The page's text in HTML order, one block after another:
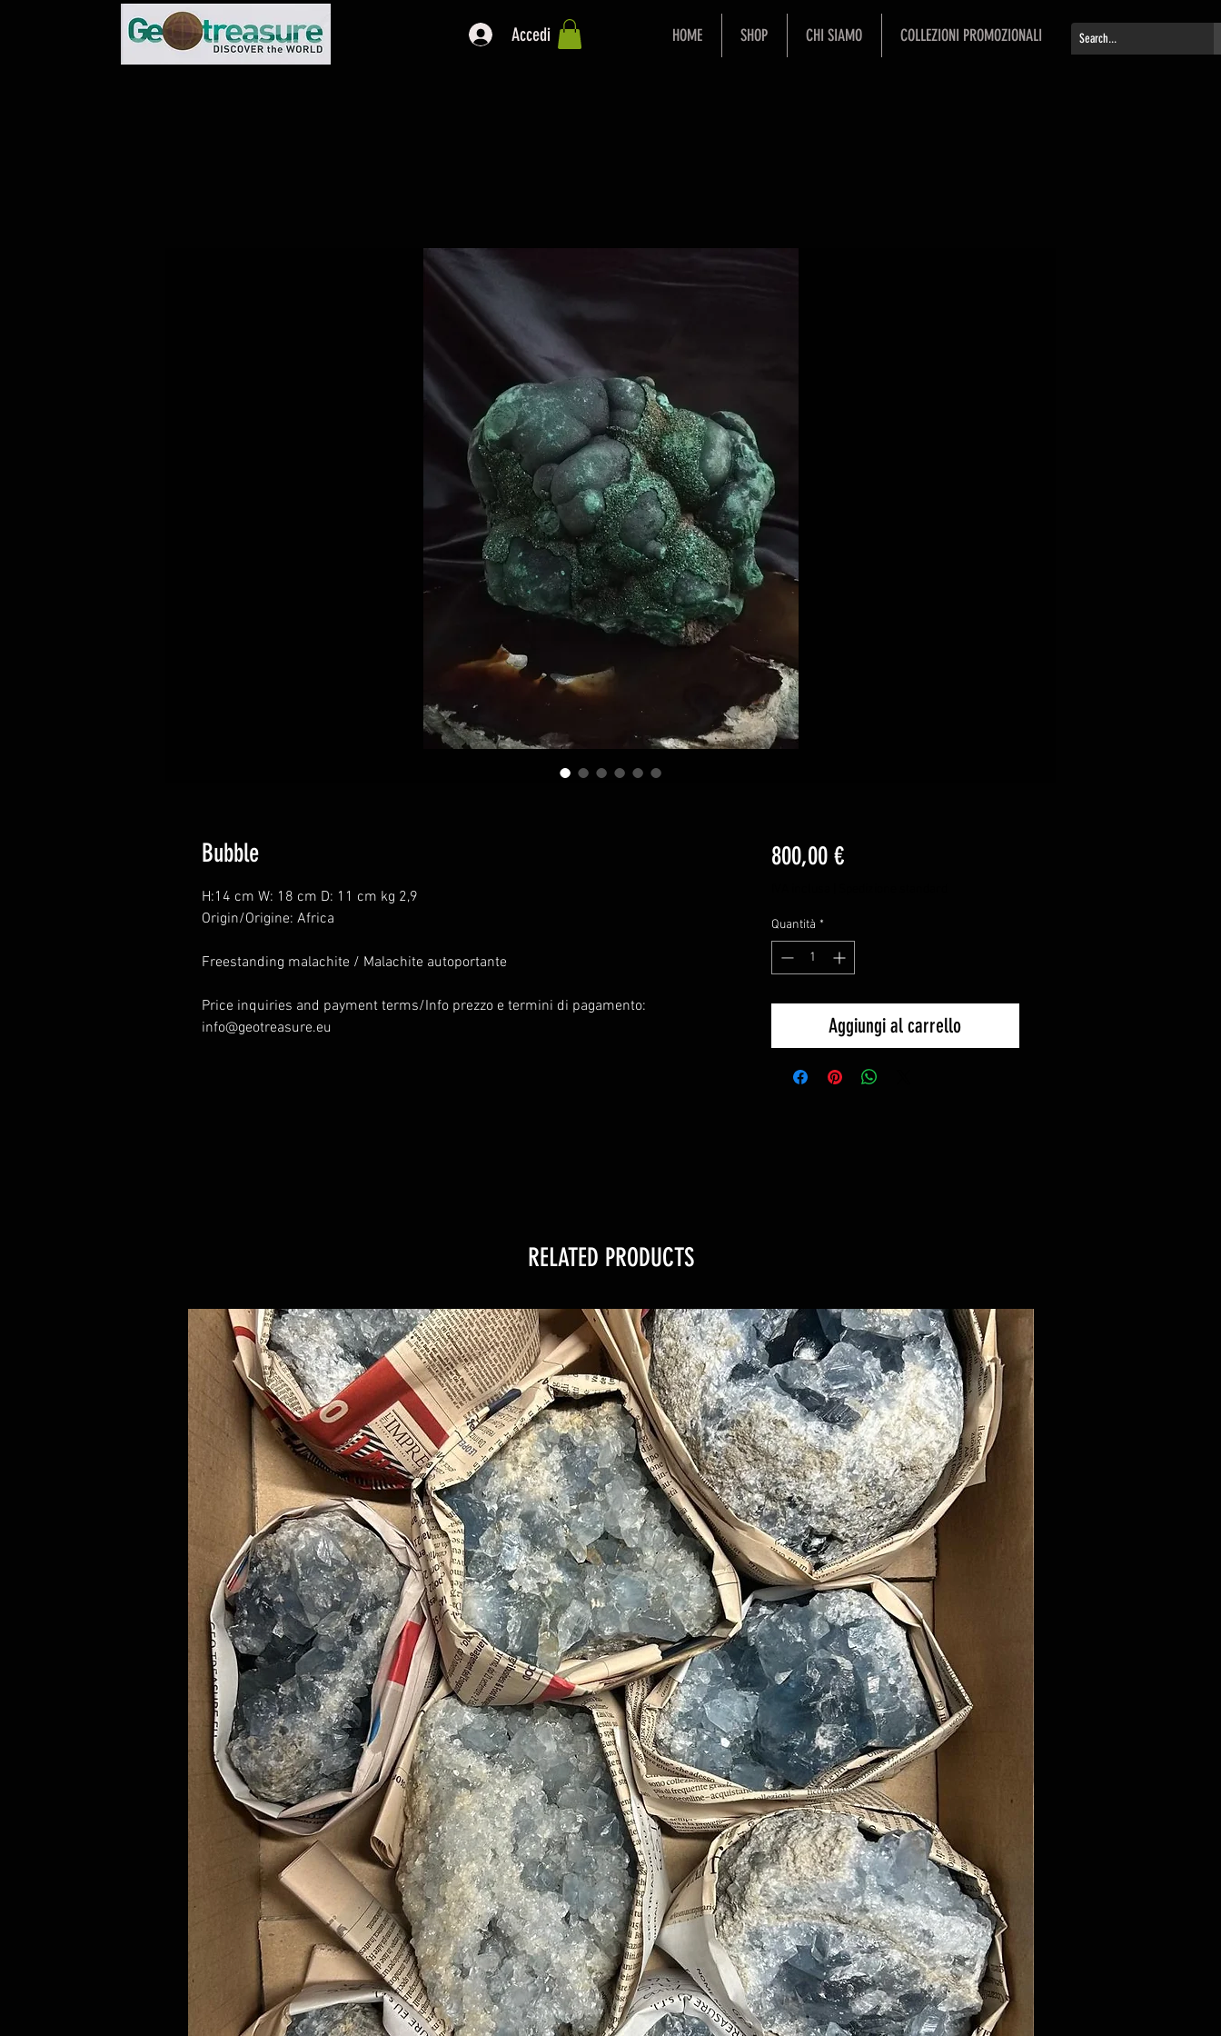
HOME SHOP CHI SIAMO COLLEZIONI PROMOZIONALI
Accedi
Bubble
H:14 cm W: 18 cm D: 11 cm kg 2,9
Origin/Origine: Africa
Freestanding malachite / Malachite autoportante
Price inquiries and payment terms/Info prezzo e termini di pagamento:
info@geotreasure.eu
800,00 €Prezzo
Quantità *
Aggiungi al carrello
RELATED PRODUCTS